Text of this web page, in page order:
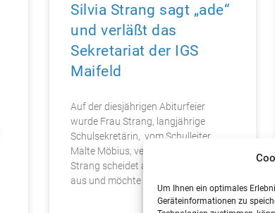
Um Ihnen ein optimales
Geräteinformationen zu
Silvia Strang sagt „ade“
und verläßt das
Sekretariat der IGS
Maifeld
Auf der diesjährigen Abiturfeier
wurde Frau Strang, langjährige
Schulsekretärin, vom Schulleiter,
Malte Möbius, verabschiedet. Frau
Strang scheidet auf eigenen Wunsch
aus und möchte neue berufliche